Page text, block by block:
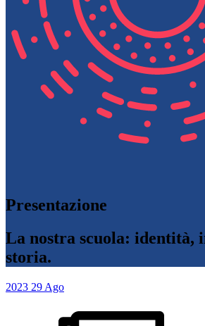
Presentazione
La nostra scuola: identità,
storia.
2023 29 Ago